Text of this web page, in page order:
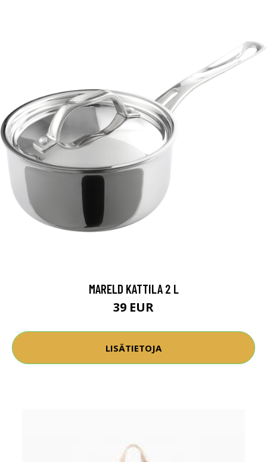
MARELD KATTILA 2 L
39 EUR
LISÄTIETOJA